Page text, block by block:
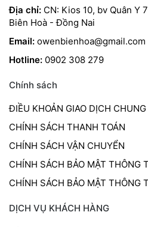
Địa chỉ: CN: Kios 10, bv Quân Y
Biên Hoà - Đồng Nai
Email: owenbienhoa@gmail.com
Hotline: 0902 308 279
Chính sách
ĐIỀU KHOẢN GIAO DỊCH CHUNG
CHÍNH SÁCH THANH TOÁN
CHÍNH SÁCH VẬN CHUYỂN
CHÍNH SÁCH BẢO MẬT THÔNG
CHÍNH SÁCH BẢO MẬT THÔNG
DỊCH VỤ KHÁCH HÀNG